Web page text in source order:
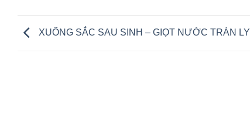
XUỐNG SẮC SAU SINH – GIỌT NƯỚC TRÀN LY